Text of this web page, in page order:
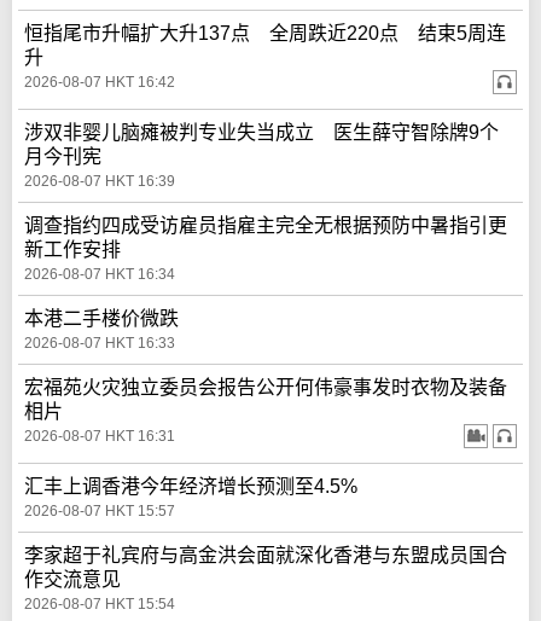
恒指尾市升幅扩大升137点 全周跌近220点 结束5周连
升
2026-08-07 HKT 16:42
涉双非婴儿脑瘫被判专业失当成立 医生薛守智除牌9个
月今刊宪
2026-08-07 HKT 16:39
调查指约四成受访雇员指雇主完全无根据预防中暑指引更
新工作安排
2026-08-07 HKT 16:34
本港二手楼价微跌
2026-08-07 HKT 16:33
宏福苑火灾独立委员会报告公开何伟豪事发时衣物及装备
相片
2026-08-07 HKT 16:31
汇丰上调香港今年经济增长预测至4.5%
2026-08-07 HKT 15:57
李家超于礼宾府与高金洪会面就深化香港与东盟成员国合
作交流意见
2026-08-07 HKT 15:54